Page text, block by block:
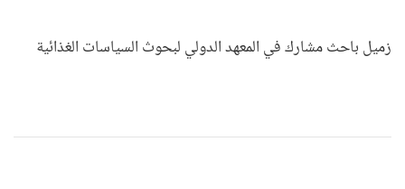
زميل باحث مشارك في المعهد الدولي لبحوث السياسات الغذائية